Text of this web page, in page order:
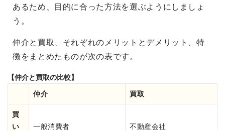
あるため、目的に合った方法を選ぶようにしましょ
う。
仲介と買取、それぞれのメリットとデメリット、特
徴をまとめたものが次の表です。
【仲介と買取の比較】
仲介 買取
買
い
一般消費者 不動産会社